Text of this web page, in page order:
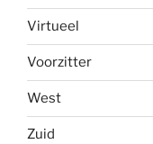
Virtueel
Voorzitter
West
Zuid